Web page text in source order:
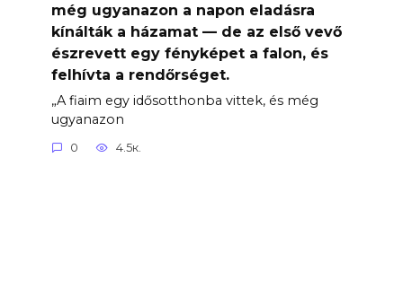
még ugyanazon a napon eladásra
kínálták a házamat — de az első vevő
észrevett egy fényképet a falon, és
felhívta a rendőrséget.
„A fiaim egy idősotthonba vittek, és még
ugyanazon
0 4.5к.